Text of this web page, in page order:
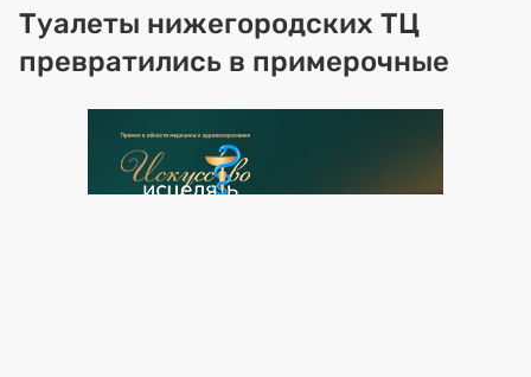
Новости
Статьи
Здоровье
BORЩ
Туалеты нижегородских ТЦ
превратились в примерочные